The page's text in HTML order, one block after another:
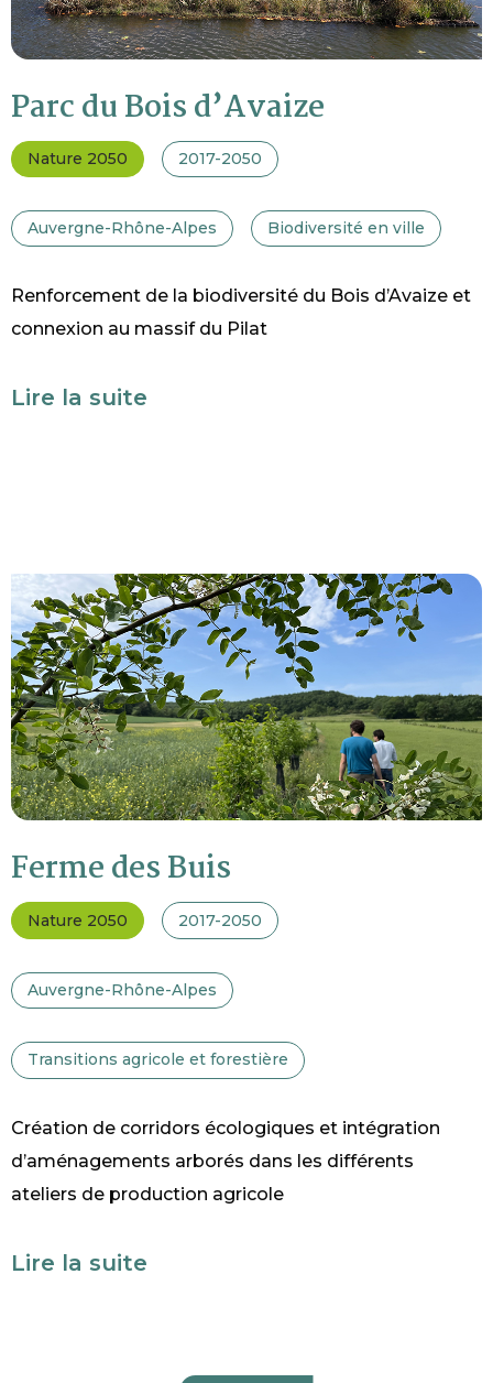
Parc du Bois d’Avaize
Nature 2050 2017-2050
Auvergne-Rhône-Alpes Biodiversité en ville
Renforcement de la biodiversité du Bois d’Avaize et
connexion au massif du Pilat
Lire la suite
Ferme des Buis
Nature 2050 2017-2050
Auvergne-Rhône-Alpes
Transitions agricole et forestière
Création de corridors écologiques et intégration
d’aménagements arborés dans les différents
ateliers de production agricole
Lire la suite